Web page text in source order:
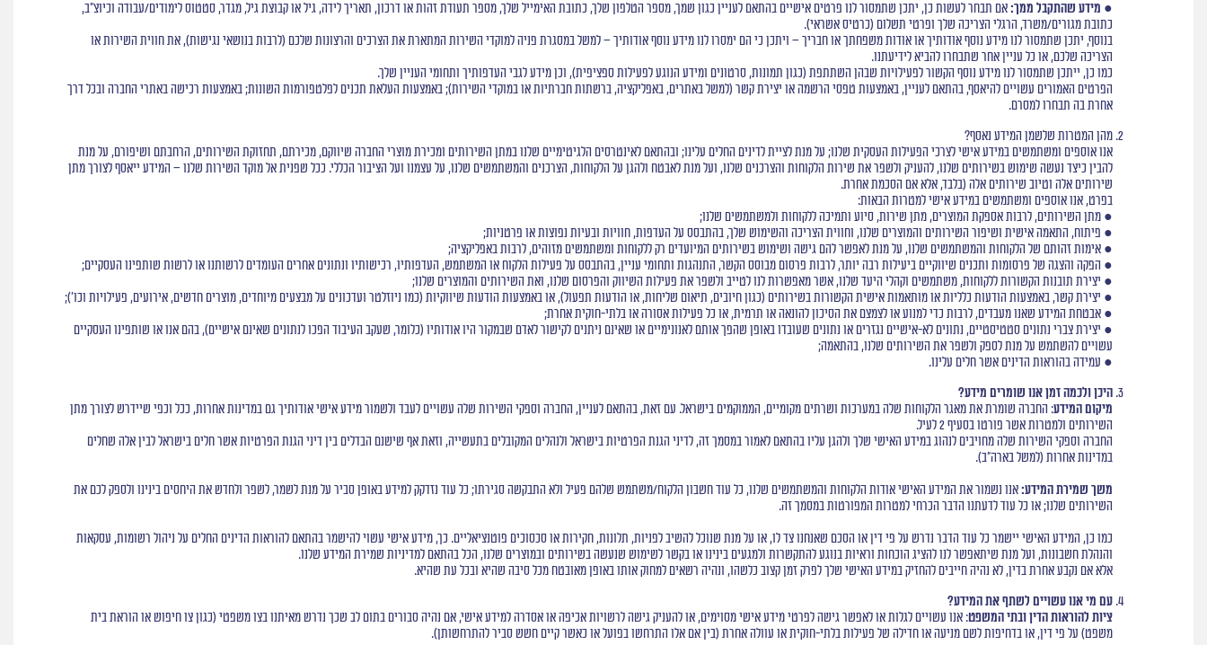
● מידע שהתקבל ממך:אם תבחר לעשות כן, יתכן שתמסור לנו פרטים אישיים בהתאם לעניין כגון שמך, מספר הטלפון שלך, כתובת האימייל שלך, מספר תעודת זהות או דרכון, תאריך לידה, גיל או קבוצת גיל, מגדר, סטטוס לימודים/עבודה וכיוצ"ב,
כתובת מגורים/משרד, הרגלי הצריכה שלך ופרטי תשלום (כרטיס אשראי).
בנוסף, יתכן שתמסור לנו מידע נוסף אודותיך או אודות משפחתך או חבריך – ויתכן כי הם ימסרו לנו מידע נוסף אודותיך – למשל במסגרת פניה למוקדי השירות המתארת את הצרכים והרצונות שלכם (לרבות בנושאי נגישות), את חווית השירות או
הצריכה שלכם, או כל עניין אחר שתבחרו להביא לידיעתנו.
כמו כן, ייתכן שתמסור לנו מידע נוסף הקשור לפעילויות שבהן השתתפת (כגון תמונות, סרטונים ומידע הנוגע לפעילות ספציפית), וכן מידע לגבי העדפותיך ותחומי העניין שלך.
הפרטים האמורים עשויים להיאסף, בהתאם לעניין, באמצעות טפסי הרשמה או יצירת קשר (למשל באתרים, באפליקציה, ברשתות חברתיות או במוקדי השירות); באמצעות העלאת תכנים לפלטפורמות השונות; באמצעות רכישה באתרי החברה ובכל דרך
אחרת בה תבחרו למסרם.
מהן המטרות שלשמן המידע נאסף?
אנו אוספים ומשתמשים במידע אישי לצרכי הפעילות העסקית שלנו; על מנת לציית לדינים החלים עלינו; ובהתאם לאינטרסים הלגיטימיים שלנו במתן השירותים ומכירת מוצרי החברה שיווקם, מכירתם, תחזוקת השירותים, הרחבתם ושיפורם, על מנת
להבין כיצד נעשה שימוש בשירותים שלנו, להעניק ולשפר את שירות הלקוחות והצרכנים שלנו, ועל מנת לאבטח ולהגן על הלקוחות, הצרכנים והמשתמשים שלנו, על עצמנו ועל הציבור הכללי. ככל שפנית אל מוקד השירות שלנו – המידע ייאסף לצורך מתן
שירותים אלה וטיוב שירותים אלה (בלבד, אלא אם הסכמת אחרת.
בפרט, אנו אוספים ומשתמשים במידע אישי למטרות הבאות:
● מתן השירותים, לרבות אספקת המוצרים, מתן שירות, סיוע ותמיכה ללקוחות ולמשתמשים שלנו;
● פיתוח, התאמה אישית ושיפור השירותים והמוצרים שלנו, וחווית הצריכה והשימוש שלך, בהתבסס על העדפות, חוויות ובעיות נפוצות או פרטניות;
● אימות זהותם של הלקוחות והמשתמשים שלנו, על מנת לאפשר להם גישה ושימוש בשירותים המיועדים רק ללקוחות ומשתמשים מזוהים, לרבות באפליקציה;
● הפקה והצגה של פרסומות ותכנים שיווקיים ביעילות רבה יותר, לרבות פרסום מבוסס הקשר, התנהגות ותחומי עניין, בהתבסס על פעילות הלקוח או המשתמש, העדפותיו, רכישותיו ונתונים אחרים העומדים לרשותנו או לרשות שותפינו העסקיים;
● יצירת תובנות הקשורות ללקוחות, משתמשים וקהלי היעד שלנו, אשר מאפשרות לנו לטייב ולשפר את פעילות השיווק והפרסום שלנו, ואת השירותים והמוצרים שלנו;
● יצירת קשר, באמצעות הודעות כלליות או מותאמות אישית הקשורות בשירותים (כגון חיובים, תיאום שליחות, או הודעות תפעול), או באמצעות הודעות שיווקיות (כמו ניוזלטר ועדכונים על מבצעים מיוחדים, מוצרים חדשים, אירועים, פעילויות וכו');
● אבטחת המידע שאנו מעבדים, לרבות כדי למנוע או לצמצם את הסיכון להונאה או תרמית, או כל פעילות אסורה או בלתי-חוקית אחרת;
● יצירת צברי נתונים סטטיסטיים, נתונים לא-אישיים נגזרים או נתונים שעובדו באופן שהפך אותם לאנונימיים או שאינם ניתנים לקישור לאדם שבמקור היו אודותיו (כלומר, שעקב העיבוד הפכו לנתונים שאינם אישיים), בהם אנו או שותפינו העסקיים
עשויים להשתמש על מנת לספק ולשפר את השירותים שלנו, בהתאמה;
● עמידה בהוראות הדינים אשר חלים עלינו.
היכן ולכמה זמן אנו שומרים מידע?
מיקום המידע: החברה שומרת את מאגר הלקוחות שלה במערכות ושרתים מקומיים, הממוקמים בישראל. עם זאת, בהתאם לעניין, החברה וספקי השירות שלה עשויים לעבד ולשמור מידע אישי אודותיך גם במדינות אחרות, ככל וכפי שיידרש לצורך מתן
השירותים ולמטרות אשר פורטו בסעיף 2 לעיל.
החברה וספקי השירות שלה מחויבים לנהוג במידע האישי שלך ולהגן עליו בהתאם לאמור במסמך זה, לדיני הגנת הפרטיות בישראל ולנהלים המקובלים בתעשייה, וזאת אף שישנם הבדלים בין דיני הגנת הפרטיות אשר חלים בישראל לבין אלה שחלים
במדינות אחרות (למשל בארה"ב).
משך שמירת המידע:אנו נשמור את המידע האישי אודות הלקוחות והמשתמשים שלנו, כל עוד חשבון הלקוח/משתמש שלהם פעיל ולא התבקשה סגירתו; כל עוד נזדקק למידע באופן סביר על מנת לשמר, לשפר ולחדש את היחסים בינינו ולספק לכם את
השירותים שלנו; או כל עוד לדעתנו הדבר הכרחי למטרות המפורטות במסמך זה.
כמו כן, המידע האישי יישמר כל עוד הדבר נדרש על פי דין או הסכם שאנחנו צד לו, או על מנת שנוכל להשיב לפניות, תלונות, חקירות או סכסוכים פוטנציאליים. כך, מידע אישי עשוי להישמר בהתאם להוראות הדינים החלים על ניהול רשומות, עסקאות
והנהלת חשבונות, ועל מנת שיתאפשר לנו להציג הוכחות וראיות בנוגע להתקשרות ולמגעים בינינו או בקשר לשימוש שנעשה בשירותים ובמוצרים שלנו, הכל בהתאם למדיניות שמירת המידע שלנו.
אלא אם נקבע אחרת בדין, לא נהיה חייבים להחזיק במידע האישי שלך לפרק זמן קצוב כלשהו, ונהיה רשאים למחוק אותו באופן מאובטח מכל סיבה שהיא ובכל עת שהיא.
עם מי אנו עשויים לשתף את המידע?
ציות להוראות הדין ובתי המשפט: אנו עשויים לגלות או לאפשר גישה לפרטי מידע אישי מסוימים, או להעניק גישה לרשויות אכיפה או אסדרה למידע אישי, אם נהיה סבורים בתום לב שכך נדרש מאיתנו בצו משפטי (כגון צו חיפוש או הוראת בית
משפט) על פי דין, או בדחיפות לשם מניעה או חדילה של פעילות בלתי-חוקית או עוולה אחרת (בין אם אלו התרחשו בפועל או כאשר קיים חשש סביר להתרחשותן).